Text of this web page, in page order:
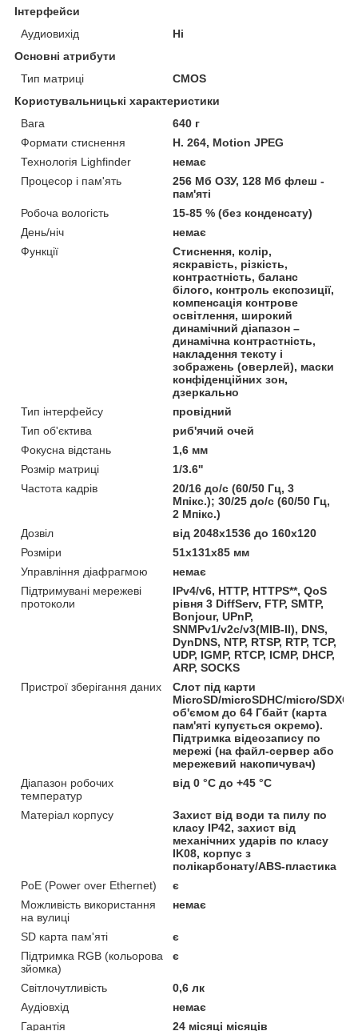
Інтерфейси
Аудиовихід
Ні
Основні атрибути
Тип матриці
CMOS
Користувальницькі характеристики
Вага
640 г
Формати стиснення
H. 264, Motion JPEG
Технологія Lighfinder
немає
Процесор і пам'ять
256 Мб ОЗУ, 128 Мб флеш -
пам'яті
Робоча вологість
15-85 % (без конденсату)
День/ніч
немає
Функції
Стиснення, колір,
яскравість, різкість,
контрастність, баланс
білого, контроль експозиції,
компенсація контрове
освітлення, широкий
динамічний діапазон –
динамічна контрастність,
накладення тексту і
зображень (оверлей), маски
конфіденційних зон,
дзеркально
Тип інтерфейсу
провідний
Тип об'єктива
риб'ячий очей
Фокусна відстань
1,6 мм
Розмір матриці
1/3.6''
Частота кадрів
20/16 до/c (60/50 Гц, 3
Мпікс.); 30/25 до/c (60/50 Гц,
2 Мпікс.)
Дозвіл
від 2048x1536 до 160x120
Розміри
51х131х85 мм
Управління діафрагмою
немає
Підтримувані мережеві
протоколи
IPv4/v6, HTTP, HTTPS**, QoS
рівня 3 DiffServ, FTP, SMTP,
Bonjour, UPnP,
SNMPv1/v2c/v3(MIB-II), DNS,
DynDNS, NTP, RTSP, RTP, TCP,
UDP, IGMP, RTCP, ICMP, DHCP,
ARP, SOCKS
Пристрої зберігання даних
Слот під карти
MicroSD/microSDHC/micro/SDXC
об'ємом до 64 Гбайт (карта
пам'яті купується окремо).
Підтримка відеозапису по
мережі (на файл-сервер або
мережевий накопичувач)
Діапазон робочих
температур
від 0 °C до +45 °C
Матеріал корпусу
Захист від води та пилу по
класу IP42, захист від
механічних ударів по класу
IK08, корпус з
полікарбонату/ABS-пластика
PoE (Power over Ethernet)
є
Можливість використання
на вулиці
немає
SD карта пам'яті
є
Підтримка RGB (кольорова
зйомка)
є
Світлочутливість
0,6 лк
Аудіовхід
немає
Гарантія
24 місяці місяців